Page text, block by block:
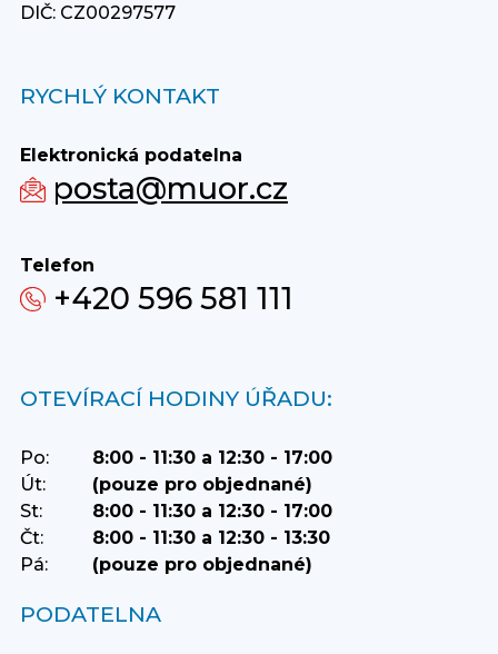
DIČ: CZ00297577
RYCHLÝ KONTAKT
Elektronická podatelna
posta@muor.cz
Telefon
+420 596 581 111
OTEVÍRACÍ HODINY ÚŘADU:
Po:
8:00 - 11:30 a 12:30 - 17:00
Út:
(pouze pro objednané)
St:
8:00 - 11:30 a 12:30 - 17:00
Čt:
8:00 - 11:30 a 12:30 - 13:30
Pá:
(pouze pro objednané)
PODATELNA